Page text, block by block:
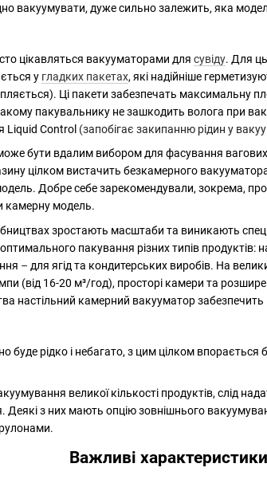
вакуумувати, дуже сильно залежить, яка
цікавляться вакууматорами для сувіду. Для
у гладких пакетах, які надійніше
Ці пакети забезпечать максимальну
пакувальнику не зашкодить волога при
Liquid Control (запобігає закипанню рідин у
бути вдалим вибором для фасування
цілком вистачить безкамерного
Добре себе зарекомендували, зокрема,
камерну модель.
зростають масштаби та виникають
пакування різних типів
– для ягід та кондитерських виробів. На
(від 16-20 м³/год), просторі камери та
настільний камерний вакууматор забезпечить
буде рідко і небагато, з цим цілком
великої кількості продуктів, слід
з них мають опцію зовнішнього
Важливі